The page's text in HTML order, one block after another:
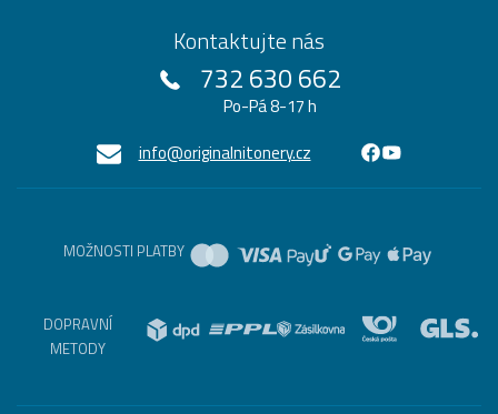
Kontaktujte nás
732 630 662
Po-Pá 8-17 h
info@originalnitonery.cz
MOŽNOSTI PLATBY
DOPRAVNÍ
METODY